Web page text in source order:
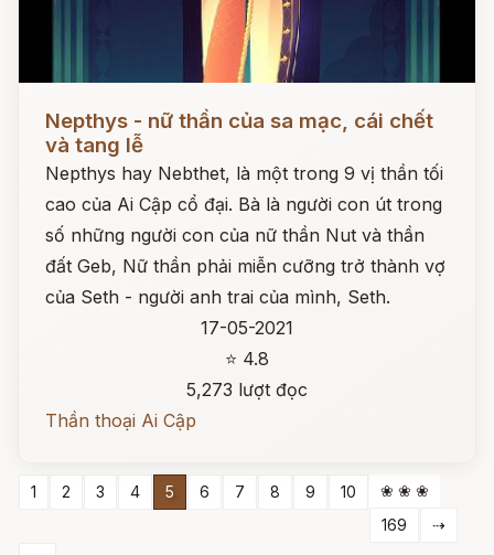
Nepthys - nữ thần của sa mạc, cái chết
và tang lễ
Nepthys hay Nebthet, là một trong 9 vị thần tối
cao của Ai Cập cổ đại. Bà là người con út trong
số những người con của nữ thần Nut và thần
đất Geb, Nữ thần phải miễn cưỡng trở thành vợ
của Seth - người anh trai của mình, Seth.
17-05-2021
⭐ 4.8
5,273 lượt đọc
Thần thoại Ai Cập
1 2 3 4 5 6 7 8 9 10
❀ ❀ ❀
169
⇢